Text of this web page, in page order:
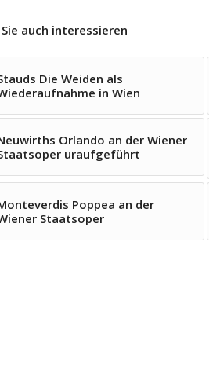
auch interessieren
Die Weiden als
in Wien
Orlando an der Wiener
uraufgeführt
Poppea an der
Staatsoper